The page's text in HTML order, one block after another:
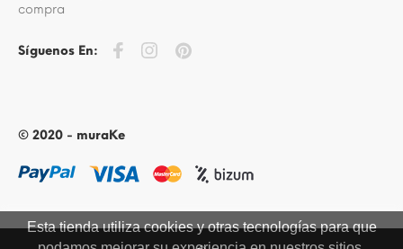
compra
Síguenos En:
© 2020 - muraKe
Esta tienda utiliza cookies y otras tecnologías para que